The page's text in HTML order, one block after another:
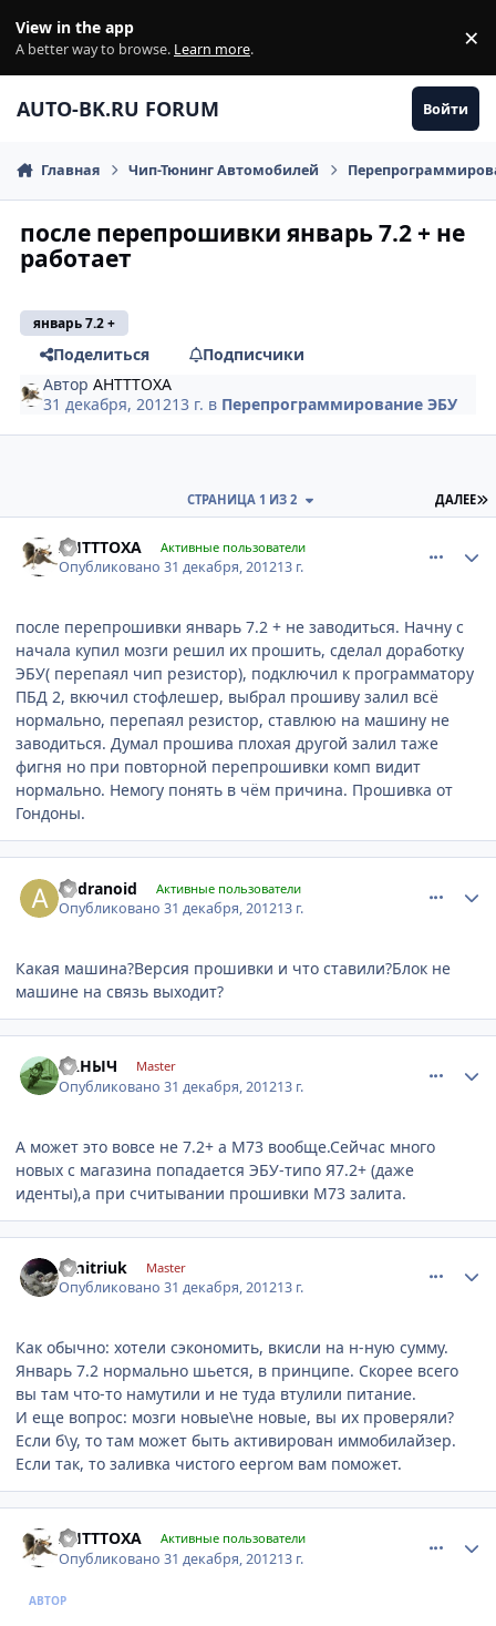
View in the app
A better way to browse. Learn more. ×
AUTO-BK.RU FORUM Войти
Главная Чип-Тюнинг Автомобилей
после перепрошивки январь 7.2 + не
работает
январь 7.2 +
Поделиться
Подписчики
АвторAHTTTOXA
31 декабря, 201213 г. в Перепрограммирование ЭБУ
ДАЛЕЕ
СТРАНИЦА 1 ИЗ 2
AHTTTOXA Активные пользователи
Опубликовано31 декабря, 201213 г.
после перепрошивки январь 7.2 + не заводиться. Начну с
начала купил мозги решил их прошить, сделал доработку
ЭБУ( перепаял чип резистор), подключил к программатору
ПБД 2, вкючил стофлешер, выбрал прошиву залил всё
нормально, перепаял резистор, ставлюю на машину не
заводиться. Думал прошива плохая другой залил таже
фигня но при повторной перепрошивки комп видит
нормально. Немогу понять в чём причина. Прошивка от
Гондоны.
andranoid Активные пользователи
Опубликовано31 декабря, 201213 г.
Какая машина?Версия прошивки и что ставили?Блок не
машине на связь выходит?
САНЫЧ Master
Опубликовано31 декабря, 201213 г.
А может это вовсе не 7.2+ а М73 вообще.Сейчас много
новых с магазина попадается ЭБУ-типо Я7.2+ (даже
иденты),а при считывании прошивки М73 залита.
Dmitriuk Master
Опубликовано31 декабря, 201213 г.
Как обычно: хотели сэкономить, вкисли на н-ную сумму.
Январь 7.2 нормально шьется, в принципе. Скорее всего
вы там что-то намутили и не туда втулили питание.
И еще вопрос: мозги новые\не новые, вы их проверяли?
Если б\у, то там может быть активирован иммобилайзер.
Если так, то заливка чистого еерrом вам поможет.
AHTTTOXA Активные пользователи
Опубликовано31 декабря, 201213 г.
АВТОР